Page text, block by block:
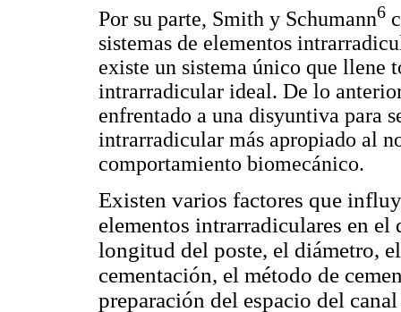
Por su parte, Smith y Schumann6
sistemas de elementos
existe un sistema único que llene
intrarradicular ideal. De lo
enfrentado a una disyuntiva para
intrarradicular más apropiado al
comportamiento biomecánico.
Existen varios factores que
elementos intrarradiculares en
longitud del poste, el diámetro,
cementación, el método de
preparación del espacio del